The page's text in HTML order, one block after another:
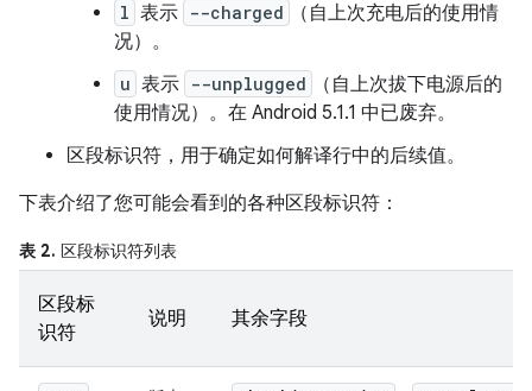
l 表示 --charged
（自上次充电后的使用情
况）。
u 表示 --unplugged
（自上次拔下电源后的
使用情况）。在 Android 5.1.1 中已废弃。
区段标识符，用于确定如何解译行中的后续值。
下表介绍了您可能会看到的各种区段标识符：
表 2. 区段标识符列表
区段标
识符
说明 其余字段